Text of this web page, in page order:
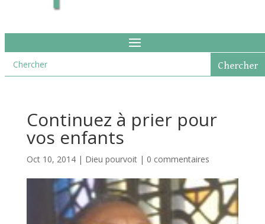
Continuez à prier pour
vos enfants
Oct 10, 2014| Dieu pourvoit| 0 commentaires